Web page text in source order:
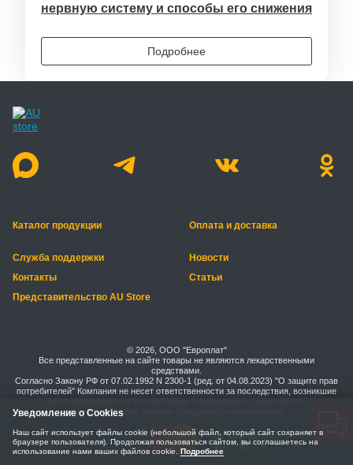
нервную систему и способы его снижения
Подробнее
Каталог продукции Оплата и доставка
Служба поддержки
Новости
Контакты
Статьи
Представительство AU Store
© 2026, ООО "Европлат"
Все представленные на сайте товары не являются лекарственными
средствами.
Согласно Закону РФ от 07.02.1992 N 2300-1 (ред. от 04.08.2023) "О защите прав
потребителей" Компания не несет ответственности за последствия, возникшие
транспортировки товаров (продукции) потребителем.
Уведомление о Cookies
Наш сайт использует файлы cookie (небольшой файл, который сайт сохраняет в
браузере пользователя). Продолжая пользоваться сайтом, вы соглашаетесь на
использование нами ваших файлов cookie. Подробнее